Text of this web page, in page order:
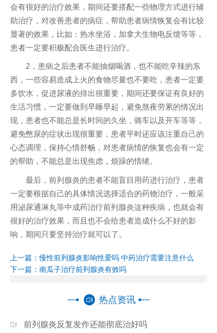
会有很好的治疗效果，期间还要搭配一些物理方式进行辅
助治疗，对改善患者的病症，帮助患者病情恢复会有比较
显著的效果，比如：热水坐浴，加拿大生物电反馈等等，
患者一定要积极配合医生进行治疗。
2，患病之后患者不能抽烟喝酒，也不能吃辛辣的东
西，一些容易造成上火的食物尽量也不要吃，患者一定要
多饮水，促进尿液的排出很重要，期间还要保证有良好的
生活习惯，一定要做到早睡早起，避免熬夜劳累的情况出
现，患者也不能总是长时间的久坐，骑车以及开车等等，
避免憋尿的症状出现很重要，患者平时还应该注重自己的
心态调理，保持心情舒畅，对患者病情的恢复也会有一定
的帮助，不能总是出现焦虑，烦躁的情绪。
最后，前列腺炎的患者不能盲目用药进行治疗，患者
一定要根据自己的具体情况选择适合的药物治疗，一般采
用泌尿通淋丸等中成药治疗前列腺炎这种疾病，也就会有
很好的治疗效果，而且也不会给患者造成什么不好的影
响，期间只要坚持治疗就可以了。
上一篇：慢性前列腺炎影响性爱吗 中药治疗需要注意什么
下一篇： 南瓜子治疗前列腺炎有效吗
热点资讯
前列腺炎反复发作还能彻底治好吗